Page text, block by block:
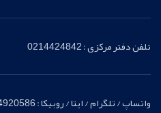
تلفن دفتر مرکزی : 0214424842
واتساپ / تلگرام / ایتا / روبیکا : 09364920586